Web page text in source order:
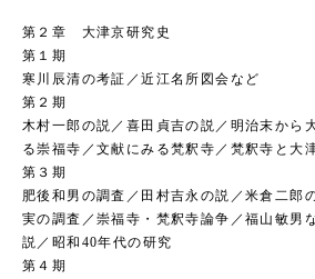
第２章 大津京研究史
第１期
寒川辰清の考証／近江名所図会など
第２期
木村一郎の説／喜田貞吉の説／明治末から
る崇福寺／文献にみる梵釈寺／梵釈寺と大
第３期
肥後和男の調査／田村吉永の説／米倉二郎
実の調査／崇福寺・梵釈寺論争／福山敏男
説／昭和40年代の研究
第４期